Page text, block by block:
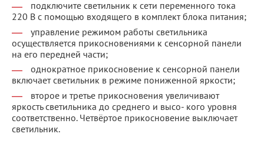
подключите светильник к сети переменного тока
220 В с помощью входящего в комплект блока питания;
управление режимом работы светильника
осуществляется прикосновениями к сенсорной панели
на его передней части;
однократное прикосновение к сенсорной панели
включает светильник в режиме пониженной яркости;
второе и третье прикосновения увеличивают
яркость светильника до среднего и высо- кого уровня
соответственно. Четвёртое прикосновение выключает
светильник.